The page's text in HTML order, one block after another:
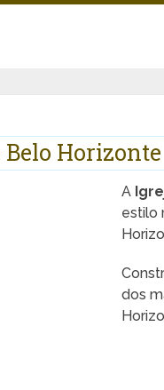
Belo Horizonte
A
estilo
dos